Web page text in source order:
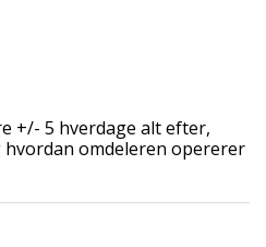
+/- 5 hverdage alt efter,
omdeleren opererer